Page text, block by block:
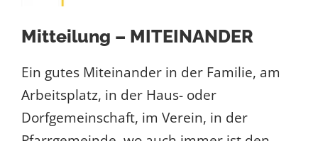
Mitteilung – MITEINANDER
Ein gutes Miteinander in der Familie, am
Arbeitsplatz, in der Haus- oder
Dorfgemeinschaft, im Verein, in der